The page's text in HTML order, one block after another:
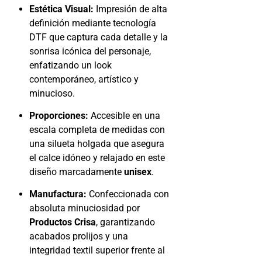
Estética Visual: Impresión de alta
definición mediante tecnología
DTF que captura cada detalle y la
sonrisa icónica del personaje,
enfatizando un look
contemporáneo, artístico y
minucioso.
Proporciones: Accesible en una
escala completa de medidas con
una silueta holgada que asegura
el calce idóneo y relajado en este
diseño marcadamente unisex.
Manufactura: Confeccionada con
absoluta minuciosidad por
Productos Crisa, garantizando
acabados prolijos y una
integridad textil superior frente al